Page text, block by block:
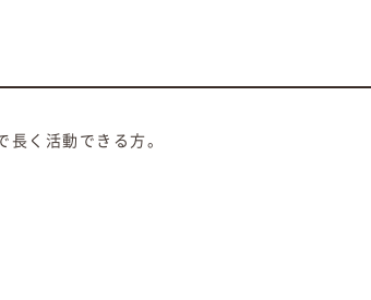
く活動できる方。